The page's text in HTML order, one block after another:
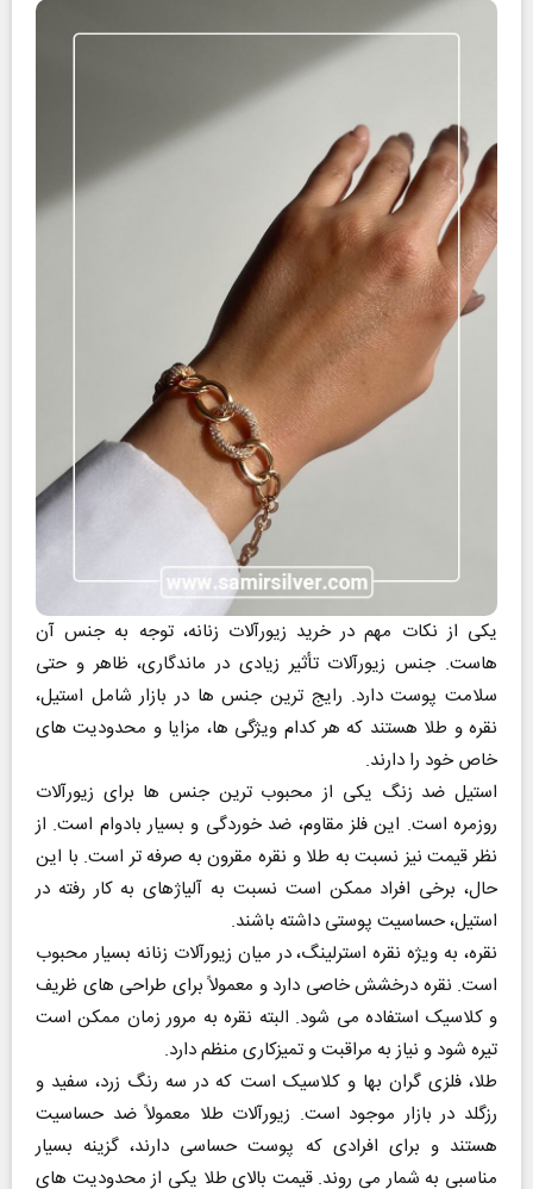
یکی از نکات مهم در خرید زیورآلات زنانه، توجه به جنس آن‌
هاست. جنس زیورآلات تأثیر زیادی در ماندگاری، ظاهر و حتی
سلامت پوست دارد. رایج‌ ترین جنس‌ ها در بازار شامل استیل،
نقره و طلا هستند که هر کدام ویژگی‌ ها، مزایا و محدودیت‌ های
خاص خود را دارند.
استیل ضد زنگ یکی از محبوب‌ ترین جنس‌ ها برای زیورآلات
روزمره است. این فلز مقاوم، ضد خوردگی و بسیار بادوام است. از
نظر قیمت نیز نسبت به طلا و نقره مقرون‌ به‌ صرفه‌ تر است. با این
حال، برخی افراد ممکن است نسبت به آلیاژهای به‌ کار رفته در
استیل، حساسیت پوستی داشته باشند.
نقره، به‌ ویژه نقره‌ استرلینگ، در میان زیورآلات زنانه بسیار محبوب
است. نقره درخشش خاصی دارد و معمولاً برای طراحی‌ های ظریف
و کلاسیک استفاده می‌ شود. البته نقره به مرور زمان ممکن است
تیره شود و نیاز به مراقبت و تمیزکاری منظم دارد.
طلا، فلزی گران‌ بها و کلاسیک است که در سه رنگ زرد، سفید و
رزگلد در بازار موجود است. زیورآلات طلا معمولاً ضد حساسیت
هستند و برای افرادی که پوست حساسی دارند، گزینه‌ بسیار
مناسبی به‌ شمار می‌ روند. قیمت بالای طلا یکی از محدودیت‌ های